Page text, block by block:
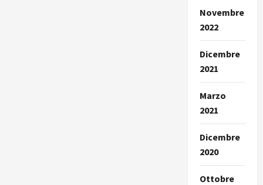
Novembre
2022
Dicembre
2021
Marzo
2021
Dicembre
2020
Ottobre